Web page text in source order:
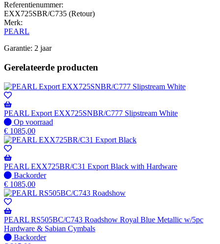
Referentienummer:
EXX725SBR/C735 (Retour)
Merk:
PEARL
Garantie: 2 jaar
Gerelateerde producten
PEARL Export EXX725SNBR/C777 Slipstream White
Op
voorraad
Op voorraad
€ 1085,00
PEARL EXX725BR/C31 Export Black with Hardware
Niet
op
voorraad
-
Wordt
verzonden
wanneer
beschikbaar
Backorder
€ 1085,00
PEARL RS505BC/C743 Roadshow Royal Blue Metallic w/5pc
Hardware & Sabian Cymbals
Niet
Backorder